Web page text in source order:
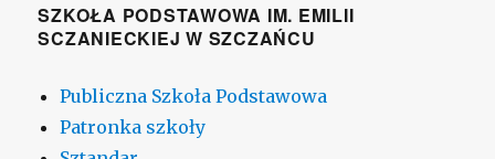
SZKOŁA PODSTAWOWA IM. EMILII
SCZANIECKIEJ W SZCZAŃCU
Publiczna Szkoła Podstawowa
Patronka szkoły